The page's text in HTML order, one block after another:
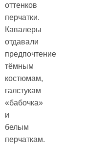
оттенков
перчатки.
Кавалеры
отдавали
предпочтение
тёмным
костюмам,
галстукам
«бабочка»
и
белым
перчаткам.